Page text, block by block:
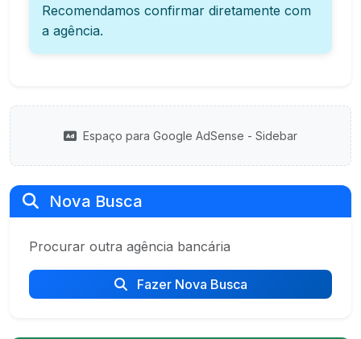
Recomendamos confirmar diretamente com
a agência.
Espaço para Google AdSense - Sidebar
Nova Busca
Procurar outra agência bancária
Fazer Nova Busca